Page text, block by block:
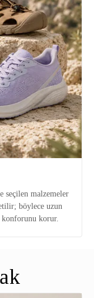
seçilen malzemeler
böylece uzun
konforunu korur.